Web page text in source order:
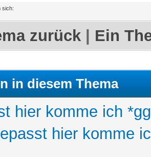
sich:
zurück Ein
in diesem Thema
hier komme ich
hier komme